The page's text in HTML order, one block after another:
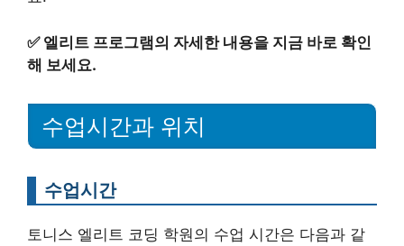
✅ 엘리트 프로그램의 자세한 내용을 지금 바로 확인
해 보세요.
수업시간과 위치
수업시간
토니스 엘리트 코딩 학원의 수업 시간은 다음과 같